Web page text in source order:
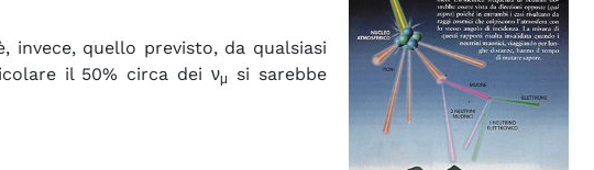
invece, quello previsto, da qualsiasi
il 50% circa dei νμ
si sarebbe